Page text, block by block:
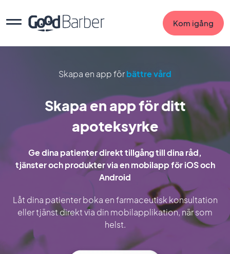
Kom igång
Skapa en app förbättre vård
Skapa en app för ditt
apoteksyrke
Ge dina patienter direkt tillgång till dina råd,
tjänster och produkter via en mobilapp för iOS och
Android
Låt dina patienter boka en farmaceutisk konsultation
eller tjänst direkt via din mobilapplikation, när som
helst.